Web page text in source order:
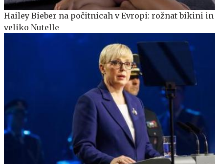
Hailey Bieber na počitnicah v Evropi: rožnat bikini in
veliko Nutelle